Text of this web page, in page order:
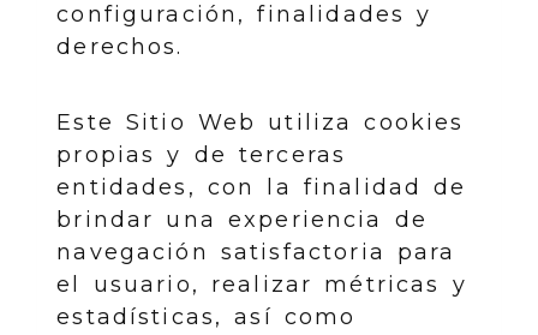
configuración, finalidades y
derechos.
Este Sitio Web utiliza cookies
propias y de terceras
entidades, con la finalidad de
brindar una experiencia de
navegación satisfactoria para
el usuario, realizar métricas y
estadísticas, así como